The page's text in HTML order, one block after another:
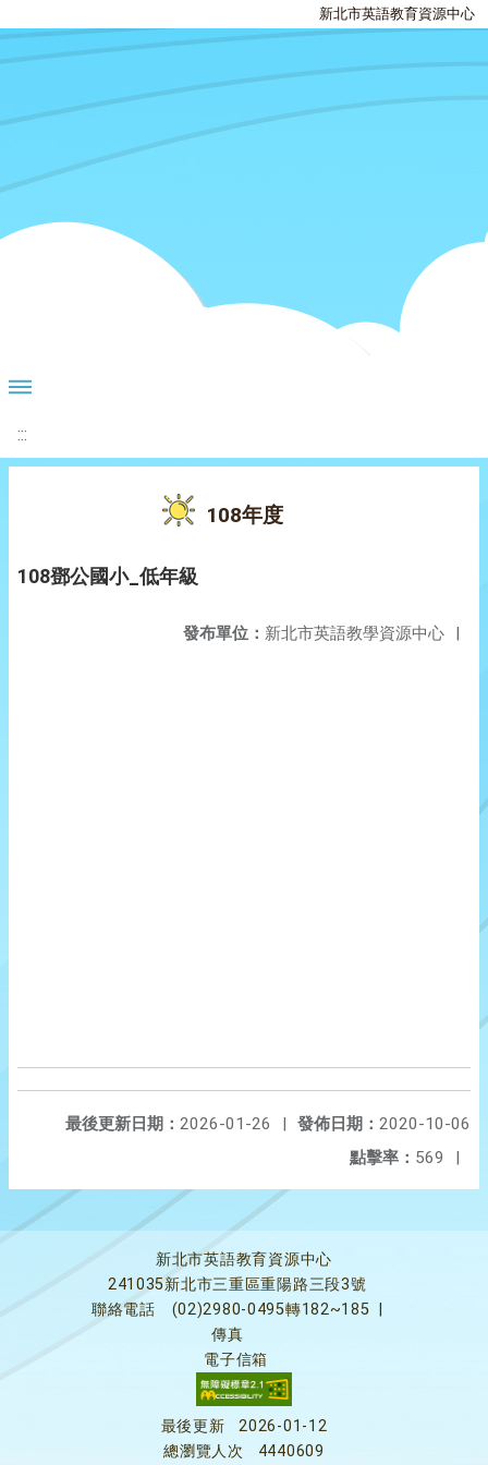
新北市英語教育資源中心
:::
108年度
108鄧公國小_低年級
發布單位： 新北市英語教學資源中心 |
發佈日期： 2020-10-06
最後更新日期： 2026-01-26
|
點擊率： 569 |
新北市英語教育資源中心
241035新北市三重區重陽路三段3號
聯絡電話
(02)2980-0495轉182~185
傳真
電子信箱
最後更新
2026-01-12
總瀏覽人次
4440609